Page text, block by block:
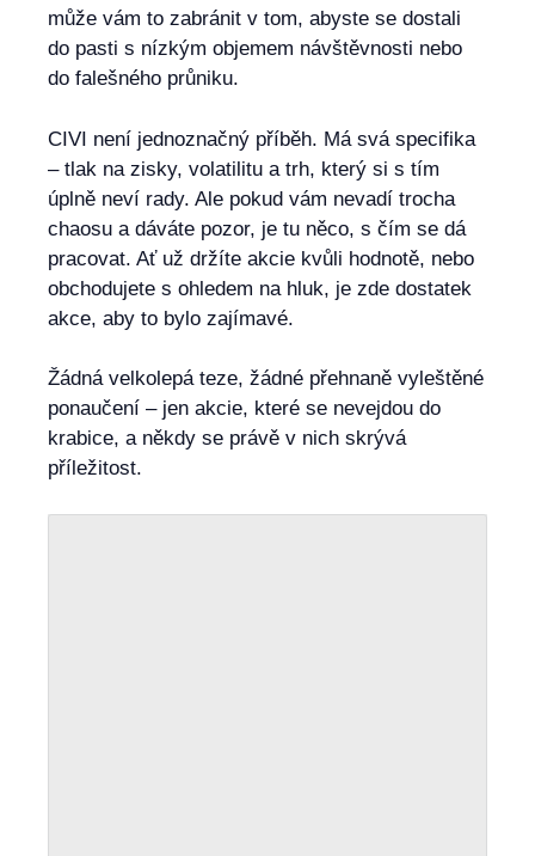
může vám to zabránit v tom, abyste se dostali
do pasti s nízkým objemem návštěvnosti nebo
do falešného průniku.
CIVI není jednoznačný příběh. Má svá specifika
– tlak na zisky, volatilitu a trh, který si s tím
úplně neví rady. Ale pokud vám nevadí trocha
chaosu a dáváte pozor, je tu něco, s čím se dá
pracovat. Ať už držíte akcie kvůli hodnotě, nebo
obchodujete s ohledem na hluk, je zde dostatek
akce, aby to bylo zajímavé.
Žádná velkolepá teze, žádné přehnaně vyleštěné
ponaučení – jen akcie, které se nevejdou do
krabice, a někdy se právě v nich skrývá
příležitost.